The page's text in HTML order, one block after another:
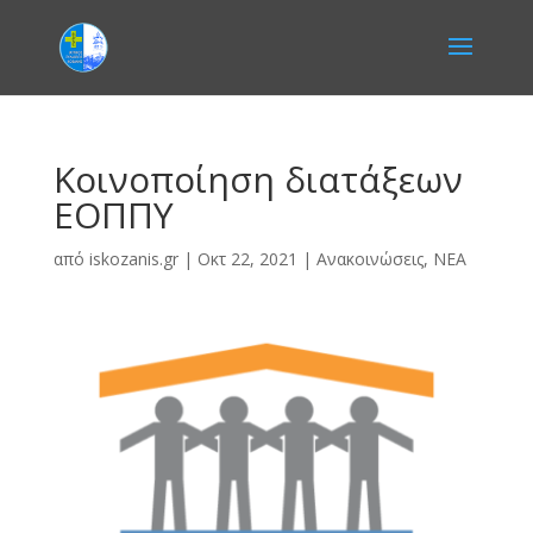
Κοινοποίηση διατάξεων
ΕΟΠΠΥ
από iskozanis.gr| Οκτ 22, 2021 | Ανακοινώσεις, ΝΕΑ